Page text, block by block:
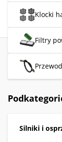
Klocki
Filtry
Silniki i